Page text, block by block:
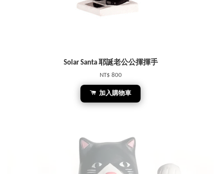
Solar Santa 耶誕老公公揮揮手
NT$ 800
加入購物車